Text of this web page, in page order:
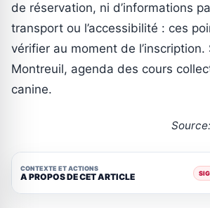
de réservation, ni d’informations
transport ou l’accessibilité : ces
vérifier au moment de l’inscription.
Montreuil, agenda des cours
canine.
Source:
CONTEXTE ET ACTIONS
A PROPOS DE CET ARTICLE